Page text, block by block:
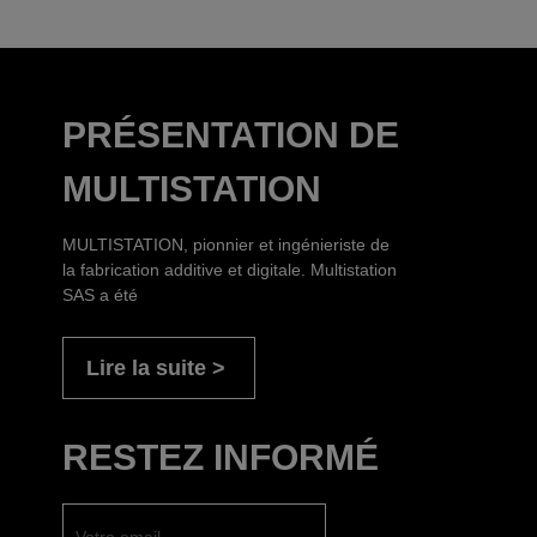
PRÉSENTATION DE
MULTISTATION
MULTISTATION, pionnier et ingénieriste de
la fabrication additive et digitale. Multistation
SAS a été
Lire la suite
RESTEZ INFORMÉ